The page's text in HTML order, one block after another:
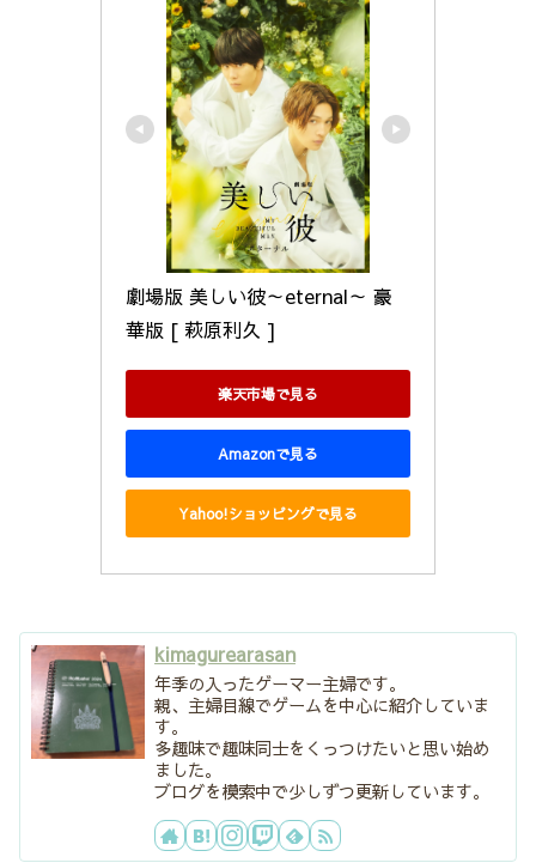
劇場版 美しい彼～eternal～ 豪
華版 [ 萩原利久 ]
楽天市場で見る
Amazonで見る
Yahoo!ショッピングで見る
kimagurearasan
年季の入ったゲーマー主婦です。
親、主婦目線でゲームを中心に紹介していま
す。
多趣味で趣味同士をくっつけたいと思い始め
ました。
ブログを模索中で少しずつ更新しています。